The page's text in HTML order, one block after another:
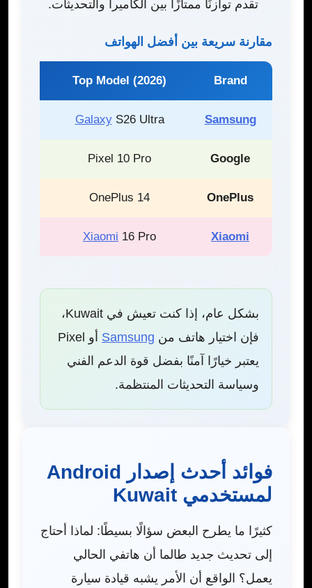
تقدم توازنًا ممتازًا بين الكاميرا والتحديثات.
مقارنة سريعة بين أفضل الهواتف
Brand
Top Model (2026)
Samsung
GalaxyS26 Ultra
Google
Pixel 10 Pro
OnePlus
OnePlus 14
Xiaomi
Xiaomi 16 Pro
بشكل عام، إذا كنت تعيش في Kuwait،
فإن اختيار هاتف من Samsung
أو Pixel
يعتبر خيارًا آمنًا بفضل قوة الدعم الفني
وسياسة التحديثات المنتظمة.
فوائد أحدث إصدار Android
لمستخدمي Kuwait
كثيرًا ما يطرح البعض سؤالًا بسيطًا: لماذا أحتاج
إلى تحديث جديد طالما أن هاتفي الحالي
يعمل؟ الواقع أن الأمر يشبه قيادة سيارة